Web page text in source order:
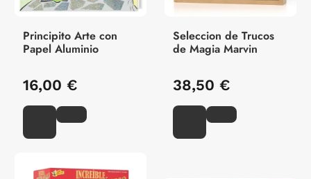
Principito Arte con
Papel Aluminio
16,00 €
Seleccion de Trucos
de Magia Marvin
38,50 €